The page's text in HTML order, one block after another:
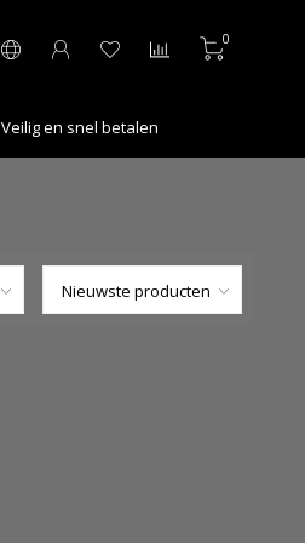
0
Veilig en snel betalen